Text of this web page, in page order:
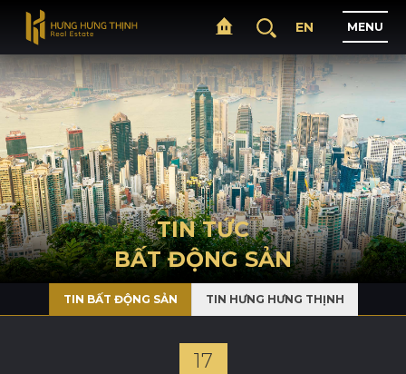
TRANG CHỦ
GIỚI THIỆU
D Ự Á N
C HOẠ
EN MENU
TIN TỨC
BẤT ĐỘNG SẢN
TIN BẤT ĐỘNG SẢN TIN HƯNG HƯNG THỊNH
17